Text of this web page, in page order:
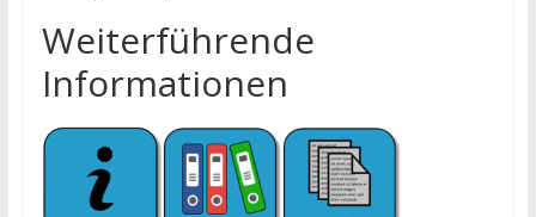
Weiterführende
Informationen